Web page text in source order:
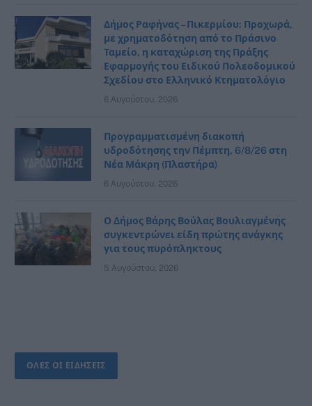
Δήμος Ραφήνας – Πικερμίου: Προχωρά,
με χρηματοδότηση από το Πράσινο
Ταμείο, η καταχώριση της Πράξης
Εφαρμογής του Ειδικού Πολεοδομικού
Σχεδίου στο Ελληνικό Κτηματολόγιο
6 Αυγούστου, 2026
Προγραμματισμένη διακοπή
υδροδότησης την Πέμπτη, 6/8/26 στη
Νέα Μάκρη (Πλαστήρα)
6 Αυγούστου, 2026
Ο Δήμος Βάρης Βούλας Βουλιαγμένης
συγκεντρώνει είδη πρώτης ανάγκης
για τους πυρόπληκτους
5 Αυγούστου, 2026
ΟΛΕΣ ΟΙ ΕΙΔΗΣΕΙΣ